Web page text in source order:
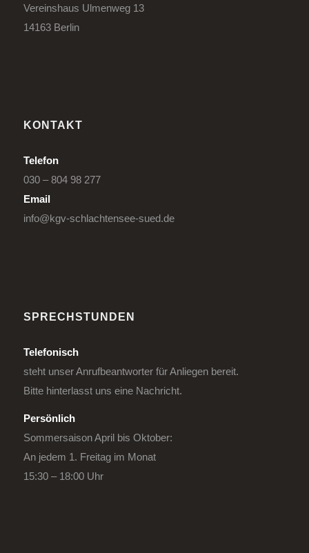
Vereinshaus Ulmenweg 13
14163 Berlin
KONTAKT
Telefon
030 – 804 98 277
Email
info@kgv-schlachtensee-sued.de
SPRECHSTUNDEN
Telefonisch
steht unser Anrufbeantworter für Anliegen bereit.
Bitte hinterlasst uns eine Nachricht.
Persönlich
Sommersaison April bis Oktober:
An jedem 1. Freitag im Monat
15:30 – 18:00 Uhr